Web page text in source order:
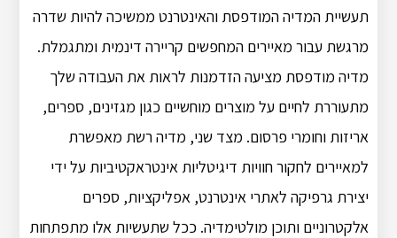
תעשיית המדיה המודפסת והאינטרנט ממשיכה להיות שדרה
מרגשת עבור מאיירים המחפשים קריירה דינמית ומתגמלת.
מדיה מודפסת מציעה הזדמנות לראות את העבודה שלך
מתעוררת לחיים על מוצרים מוחשיים כגון מגזינים, ספרים,
אריזות וחומרי פרסום. מצד שני, מדיה רשת מאפשרת
למאיירים לחקור חוויות דיגיטליות אינטראקטיביות על ידי
יצירת גרפיקה לאתרי אינטרנט, אפליקציות, ספרים
אלקטרוניים ותוכן מולטימדיה. ככל שתעשיות אלו מתפתחות